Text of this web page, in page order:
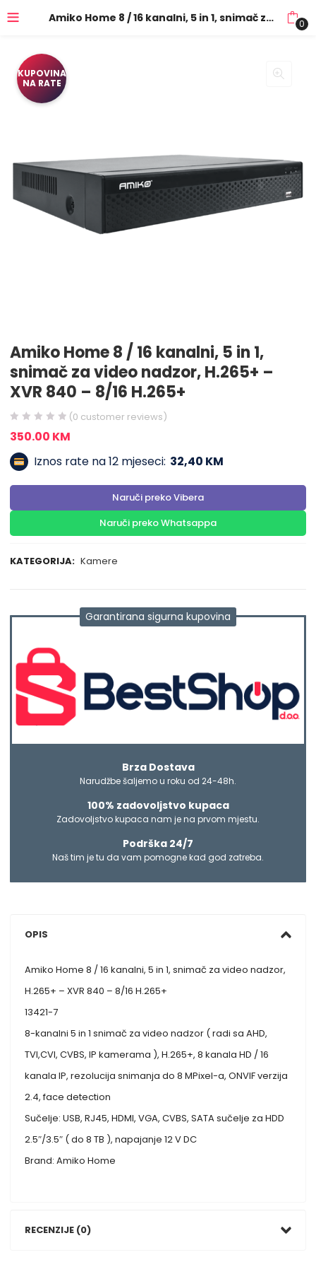
Amiko Home 8 / 16 kanalni, 5 in 1, snimač za video nadzor, H.265+ – XVR 840 – 8/16 H.265+ 0
KUPOVINA
NA RATE
Amiko Home 8 / 16 kanalni, 5 in 1,
snimač za video nadzor, H.265+ –
XVR 840 – 8/16 H.265+
(0 customer reviews)
350.00 KM
Iznos rate na 12 mjeseci: 32,40 KM
Naruči preko Vibera
Naruči preko Whatsappa
KATEGORIJA: Kamere
Garantirana sigurna kupovina
Brza Dostava
Narudžbe šaljemo u roku od 24-48h.
100% zadovoljstvo kupaca
Zadovoljstvo kupaca nam je na prvom mjestu.
Podrška 24/7
Naš tim je tu da vam pomogne kad god zatreba.
OPIS
Amiko Home 8 / 16 kanalni, 5 in 1, snimač za video nadzor,
H.265+ – XVR 840 – 8/16 H.265+
13421-7
8-kanalni 5 in 1 snimač za video nadzor ( radi sa AHD,
TVI,CVI, CVBS, IP kamerama ), H.265+, 8 kanala HD / 16
kanala IP, rezolucija snimanja do 8 MPixel-a, ONVIF verzija
2.4, face detection
Sučelje: USB, RJ45, HDMI, VGA, CVBS, SATA sučelje za HDD
2.5″/3.5″ ( do 8 TB ), napajanje 12 V DC
Brand: Amiko Home
RECENZIJE (0)